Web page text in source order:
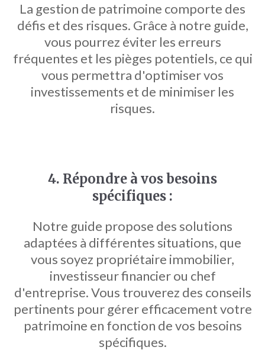
La gestion de patrimoine comporte des
défis et des risques. Grâce à notre guide,
vous pourrez éviter les erreurs
fréquentes et les pièges potentiels, ce qui
vous permettra d'optimiser vos
investissements et de minimiser les
risques.
4. Répondre à vos besoins
spécifiques :
Notre guide propose des solutions
adaptées à différentes situations, que
vous soyez propriétaire immobilier,
investisseur financier ou chef
d'entreprise. Vous trouverez des conseils
pertinents pour gérer efficacement votre
patrimoine en fonction de vos besoins
spécifiques.